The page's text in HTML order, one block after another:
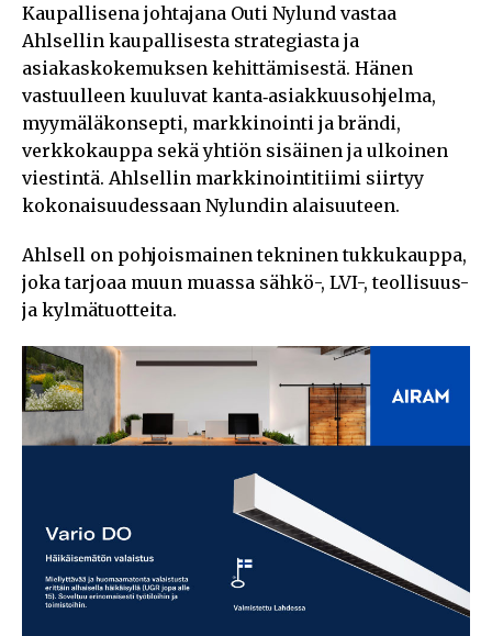
Kaupallisena johtajana Outi Nylund vastaa
Ahlsellin kaupallisesta strategiasta ja
asiakaskokemuksen kehittämisestä. Hänen
vastuulleen kuuluvat kanta‑asiakkuusohjelma,
myymäläkonsepti, markkinointi ja brändi,
verkkokauppa sekä yhtiön sisäinen ja ulkoinen
viestintä. Ahlsellin markkinointitiimi siirtyy
kokonaisuudessaan Nylundin alaisuuteen.
Ahlsell on pohjoismainen tekninen tukkukauppa,
joka tarjoaa muun muassa sähkö-, LVI-, teollisuus-
ja kylmätuotteita.